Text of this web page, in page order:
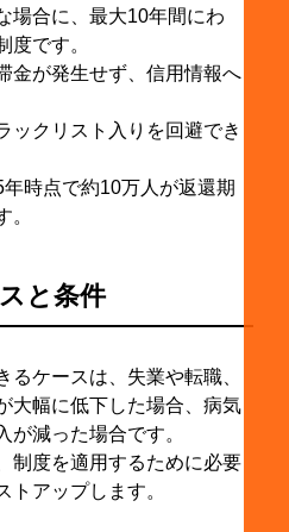
場合に、最大10年間にわ
度です。
金が発生せず、信用情報へ
ックリスト入りを回避でき
時点で約10万人が返還期
。
と条件
るケースは、失業や転職、
大幅に低下した場合、病気
が減った場合です。
制度を適用するために必要
トアップします。